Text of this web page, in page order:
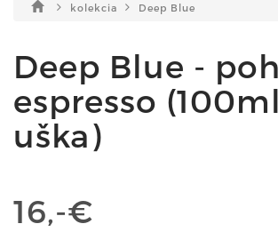
kolekcia Deep Blue
Deep Blue -
espresso
uška)
16,-€